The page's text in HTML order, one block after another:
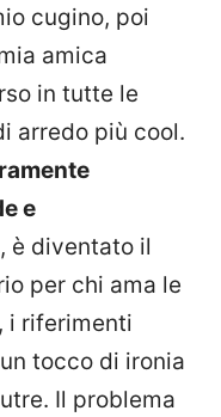
cugino, poi
amica
in tutte le
arredo più cool.
e
, è diventato il
per chi ama le
i riferimenti
tocco di ironia
Il problema